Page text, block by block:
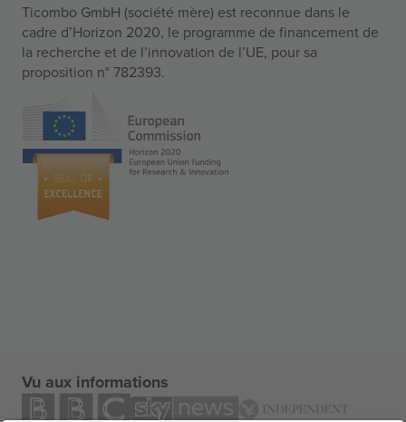
Ticombo GmbH (société mère) est reconnue dans le
cadre d’Horizon 2020, le programme de financement de
la recherche et de l’innovation de l’UE, pour sa
proposition n° 782393.
Vu aux informations